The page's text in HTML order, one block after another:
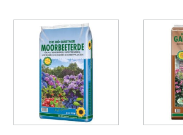
samt Erlagschein legen wir der
Lieferorte anzeigen
Selbstabholung bei größeren
​Sollten Sie mehr als 25 km
bitten wir um Selbst-Abholung in
Geschäft. Wir verständigen Sie